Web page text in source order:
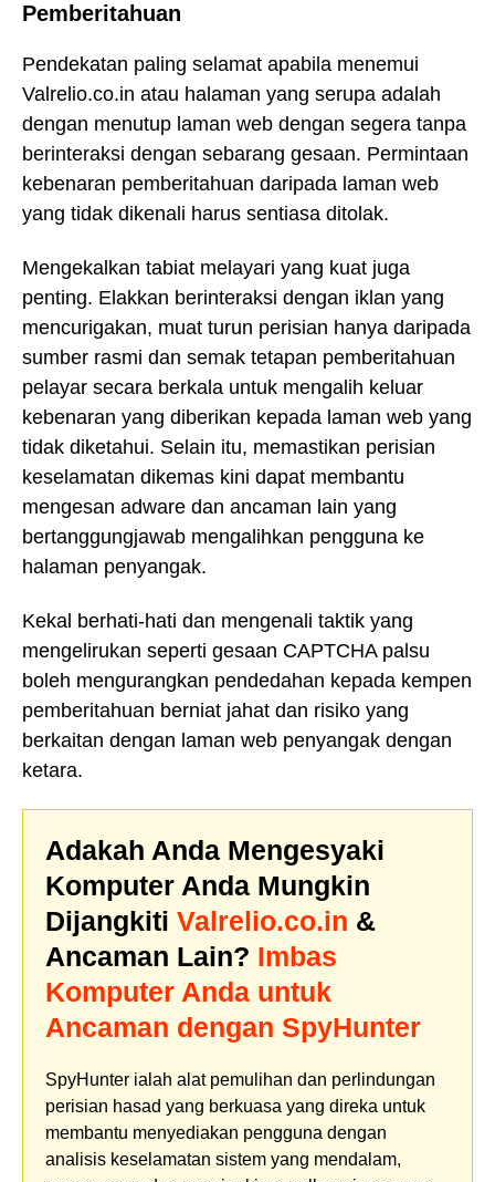
Pemberitahuan
Pendekatan paling selamat apabila menemui
Valrelio.co.in atau halaman yang serupa adalah
dengan menutup laman web dengan segera tanpa
berinteraksi dengan sebarang gesaan. Permintaan
kebenaran pemberitahuan daripada laman web
yang tidak dikenali harus sentiasa ditolak.
Mengekalkan tabiat melayari yang kuat juga
penting. Elakkan berinteraksi dengan iklan yang
mencurigakan, muat turun perisian hanya daripada
sumber rasmi dan semak tetapan pemberitahuan
pelayar secara berkala untuk mengalih keluar
kebenaran yang diberikan kepada laman web yang
tidak diketahui. Selain itu, memastikan perisian
keselamatan dikemas kini dapat membantu
mengesan adware dan ancaman lain yang
bertanggungjawab mengalihkan pengguna ke
halaman penyangak.
Kekal berhati-hati dan mengenali taktik yang
mengelirukan seperti gesaan CAPTCHA palsu
boleh mengurangkan pendedahan kepada kempen
pemberitahuan berniat jahat dan risiko yang
berkaitan dengan laman web penyangak dengan
ketara.
Adakah Anda Mengesyaki
Komputer Anda Mungkin
Dijangkiti Valrelio.co.in &
Ancaman Lain? Imbas
Komputer Anda untuk
Ancaman dengan SpyHunter
SpyHunter ialah alat pemulihan dan perlindungan
perisian hasad yang berkuasa yang direka untuk
membantu menyediakan pengguna dengan
analisis keselamatan sistem yang mendalam,